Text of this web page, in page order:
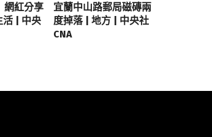
紅分享
活 | 中央
宜蘭中山路郵局磁磚兩
度掉落 | 地方 | 中央社
CNA